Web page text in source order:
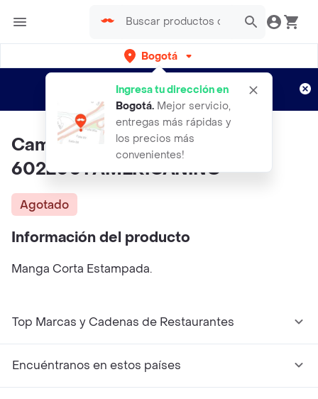
Bogotá
Ingresa tu dirección en
Bogotá. Mejor servicio,
entregas más rápidas y
los precios más
convenientes!
envíos gratis por semanas
Aplican TyC
Camiseta Mujer Morado Talla L
602E001 AMERICANINO
Agotado
Información del producto
Manga Corta Estampada.
Top Marcas y Cadenas de Restaurantes
Encuéntranos en estos países